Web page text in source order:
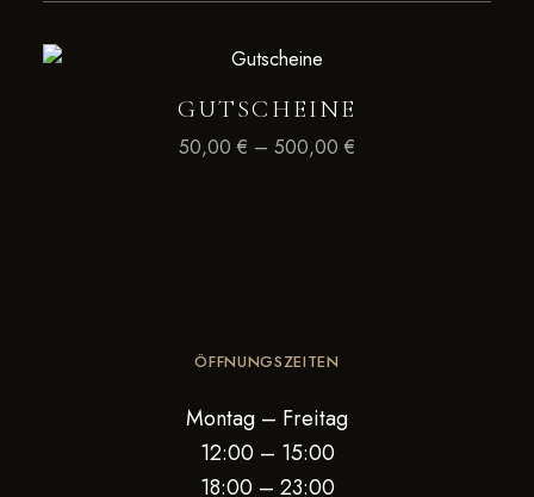
GUTSCHEINE
50,00 € – 500,00 €
ÖFFNUNGSZEITEN
Montag – Freitag
12:00 – 15:00
18:00 – 23:00